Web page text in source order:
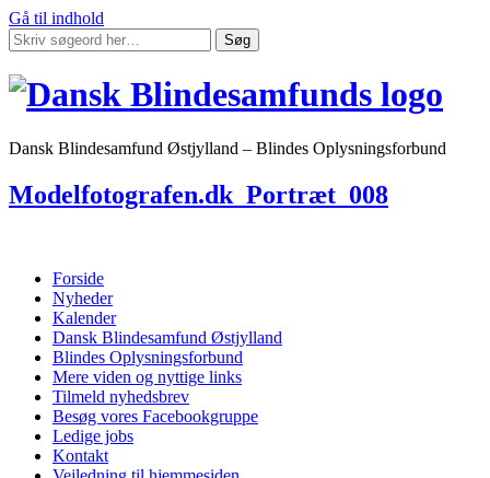
Gå til indhold
Søg
Dansk Blindesamfund Østjylland – Blindes Oplysningsforbund
Modelfotografen.dk_Portræt_008
Forside
Nyheder
Kalender
Dansk Blindesamfund Østjylland
Blindes Oplysningsforbund
Mere viden og nyttige links
Tilmeld nyhedsbrev
Besøg vores Facebookgruppe
Ledige jobs
Kontakt